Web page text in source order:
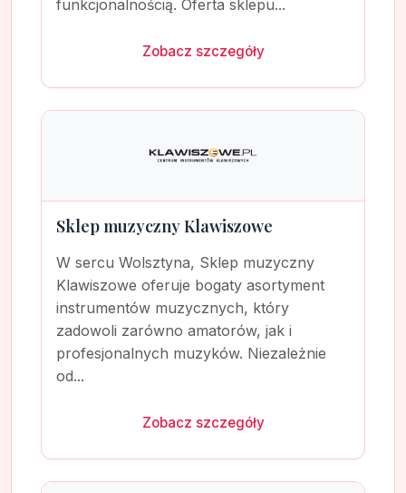
funkcjonalnością. Oferta sklepu...
Zobacz szczegóły
Sklep muzyczny Klawiszowe
W sercu Wolsztyna, Sklep muzyczny
Klawiszowe oferuje bogaty asortyment
instrumentów muzycznych, który
zadowoli zarówno amatorów, jak i
profesjonalnych muzyków. Niezależnie
od...
Zobacz szczegóły